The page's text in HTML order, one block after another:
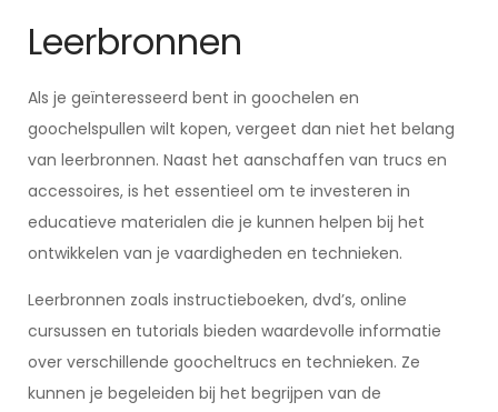
Leerbronnen
Als je geïnteresseerd bent in goochelen en
goochelspullen wilt kopen, vergeet dan niet het belang
van leerbronnen. Naast het aanschaffen van trucs en
accessoires, is het essentieel om te investeren in
educatieve materialen die je kunnen helpen bij het
ontwikkelen van je vaardigheden en technieken.
Leerbronnen zoals instructieboeken, dvd’s, online
cursussen en tutorials bieden waardevolle informatie
over verschillende goocheltrucs en technieken. Ze
kunnen je begeleiden bij het begrijpen van de